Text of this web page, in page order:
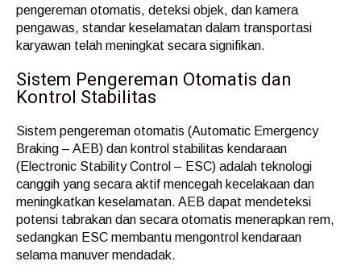
pengereman otomatis, deteksi objek, dan kamera
pengawas, standar keselamatan dalam transportasi
karyawan telah meningkat secara signifikan.
Sistem Pengereman Otomatis dan
Kontrol Stabilitas
Sistem pengereman otomatis (Automatic Emergency
Braking – AEB) dan kontrol stabilitas kendaraan
(Electronic Stability Control – ESC) adalah teknologi
canggih yang secara aktif mencegah kecelakaan dan
meningkatkan keselamatan. AEB dapat mendeteksi
potensi tabrakan dan secara otomatis menerapkan rem,
sedangkan ESC membantu mengontrol kendaraan
selama manuver mendadak.